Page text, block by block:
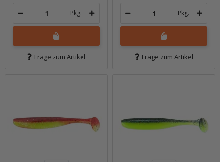
Pkg.
Frage zum Artikel
Pkg.
Frage zum Artikel